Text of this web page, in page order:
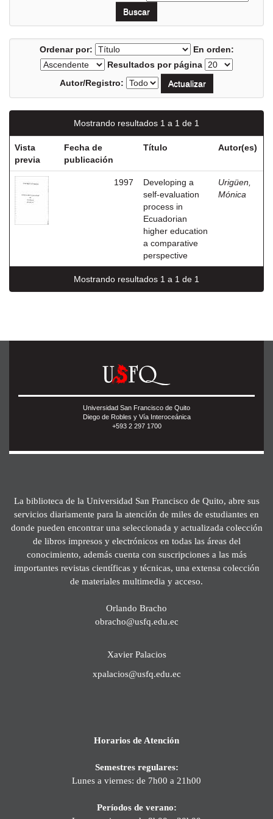
Ordenar por:
En orden:
Resultados por página
Autor/Registro:
Mostrando resultados 1 a 1 de 1
Vista
previa
Fecha de
publicación
Título Autor(es)
1997
Developing a
self-evaluation
process in
Ecuadorian
higher education
a comparative
perspective
Urigüen,
Mónica
Mostrando resultados 1 a 1 de 1
Universidad San Francisco de Quito
Diego de Robles y Vía Interoceánica
+593 2 297 1700
La biblioteca de la Universidad San Francisco de Quito, abre sus
servicios diariamente para la atención de miles de estudiantes en
donde pueden encontrar una seleccionada y actualizada colección
de libros impresos y electrónicos en todas las áreas del
conocimiento, además cuenta con suscripciones a las más
importantes revistas científicas y técnicas, una extensa colección
de materiales multimedia y acceso.
Orlando Bracho
obracho@usfq.edu.ec
Xavier Palacios
xpalacios@usfq.edu.ec
Horarios de Atención
Semestres regulares:
Lunes a viernes: de 7h00 a 21h00
Períodos de verano: